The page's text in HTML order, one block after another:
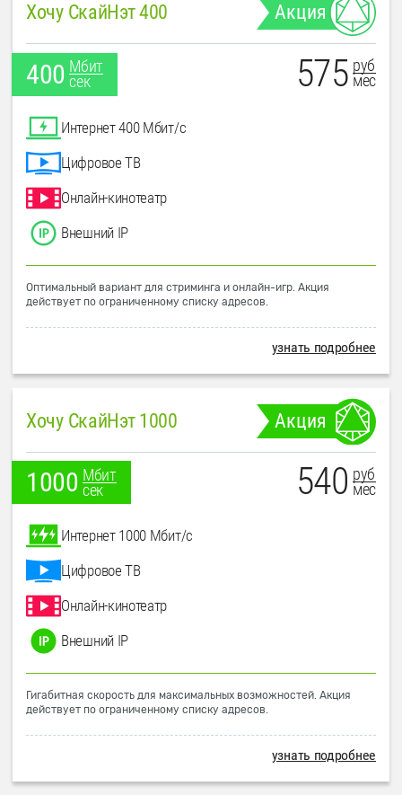
Хочу СкайНэт 400 Акция
400 Мбит
сек
575 руб
мес
Интернет 400 Мбит/с
Цифровое ТВ
Онлайн-кинотеатр
Внешний IP
Оптимальный вариант для стриминга и онлайн-игр. Акция
действует по ограниченному списку адресов.
узнать подробнее
Хочу СкайНэт 1000 Акция
1000 Мбит
сек
540 руб
мес
Интернет 1000 Мбит/с
Цифровое ТВ
Онлайн-кинотеатр
Внешний IP
Гигабитная скорость для максимальных возможностей. Акция
действует по ограниченному списку адресов.
узнать подробнее